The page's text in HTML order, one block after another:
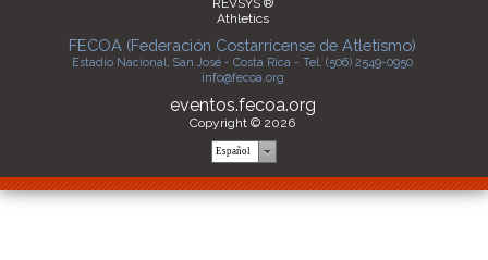
REVSYS ®
Athletics
FECOA (Federación Costarricense de Atletismo)
Estadio Nacional, San José - Costa Rica - Tel. (506) 2549-0950
info@fecoa.org
eventos.fecoa.org
Copyright © 2026